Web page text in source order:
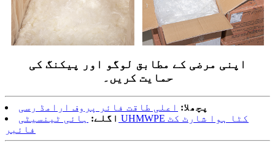
اپنی مرضی کے مطابق لوگو اور پیکنگ کی
حمایت کریں۔
پچھلا: اعلی طاقت فائر پروف ارامڈ رسی
اگلے: ہائی ٹینسیٹی UHMWPE کٹا ہوا شارٹ کٹ
فائبر